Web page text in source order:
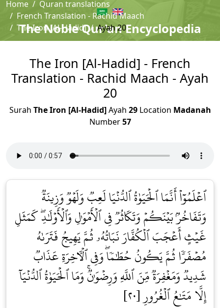
The Noble Qur'an Encyclopedia
Home
Quran translations
French Translation - Rachid Maach
The Iron [Al-Hadid]
Ayah 20
The Iron [Al-Hadid] - French
Translation - Rachid Maach - Ayah
20
Surah The Iron [Al-Hadid]Ayah 29Location Madanah
Number57
ٱعۡلَمُوٓاْ أَنَّمَا ٱلۡحَيَوٰةُ ٱلدُّنۡيَا لَعِبٞ وَلَهۡوٞ وَزِينَةٞ
وَتَفَاخُرُۢ بَيۡنَكُمۡ وَتَكَاثُرٞ فِي ٱلۡأَمۡوَٰلِ وَٱلۡأَوۡلَٰدِۖ كَمَثَلِ
غَيۡثٍ أَعۡجَبَ ٱلۡكُفَّارَ نَبَاتُهُۥ ثُمَّ يَهِيجُ فَتَرَىٰهُ
مُصۡفَرّٗا ثُمَّ يَكُونُ حُطَٰمٗاۖ وَفِي ٱلۡأٓخِرَةِ عَذَابٞ
شَدِيدٞ وَمَغۡفِرَةٞ مِّنَ ٱللَّهِ وَرِضۡوَٰنٞۚ وَمَا ٱلۡحَيَوٰةُ ٱلدُّنۡيَآ
إِلَّا مَتَٰعُ ٱلۡغُرُورِ [٢٠]